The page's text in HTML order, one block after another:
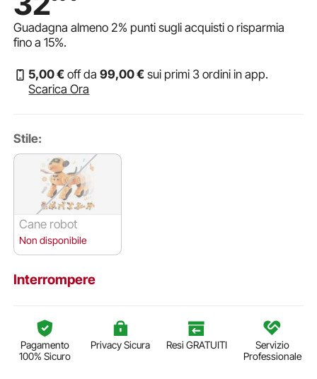
Guadagna almeno2% punti sugli acquisti o risparmia
fino a15%.
5,00€ off da99,00€ sui primi 3 ordini in app.
Scarica Ora
Stile:
Cane robot
Non disponibile
Interrompere
Pagamento
100% Sicuro
Privacy Sicura Resi GRATUITI
Servizio
Professionale